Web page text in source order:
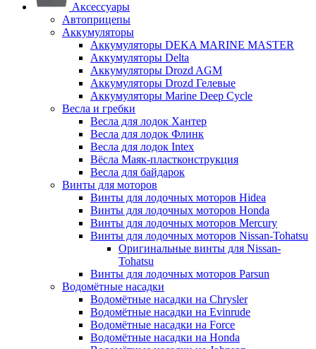
Аксессуары
Автоприцепы
Аккумуляторы
Аккумуляторы DEKA MARINE MASTER
Аккумуляторы Delta
Аккумуляторы Drozd AGM
Аккумуляторы Drozd Гелевые
Аккумуляторы Marine Deep Cycle
Весла и гребки
Весла для лодок Хантер
Весла для лодок Флинк
Весла для лодок Intex
Вёсла Маяк-пластконструкция
Весла для байдарок
Винты для моторов
Винты для лодочных моторов Hidea
Винты для лодочных моторов Honda
Винты для лодочных моторов Mercury
Винты для лодочных моторов Nissan-Tohatsu
Оригинальные винты для Nissan-
Tohatsu
Винты для лодочных моторов Parsun
Водомётные насадки
Водомётные насадки на Chrysler
Водомётные насадки на Evinrude
Водомётные насадки на Force
Водомётные насадки на Honda